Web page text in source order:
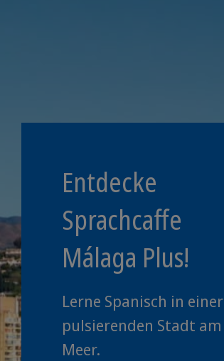
Entdecke
Sprachcaffe
Málaga Plus!
Lerne Spanisch in einer
pulsierenden Stadt am
Meer.